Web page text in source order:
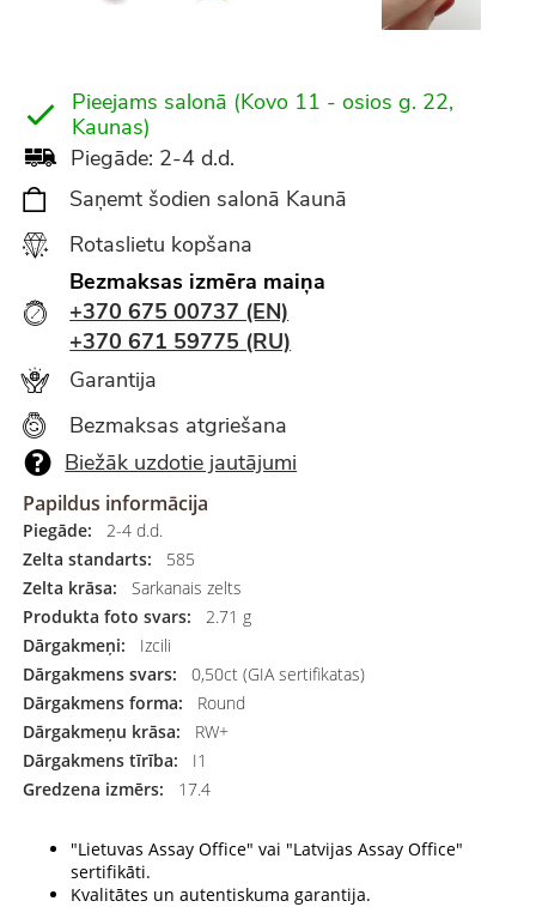
Pieejams salonā (Kovo 11 - osios g. 22,
Kaunas)
Piegāde: 2-4 d.d.
Saņemt šodien salonā Kaunā
Rotaslietu kopšana
Bezmaksas izmēra maiņa
+370 675 00737 (EN)
+370 671 59775 (RU)
Garantija
Bezmaksas atgriešana
Biežāk uzdotie jautājumi
Papildus informācija
Piegāde:
2-4 d.d.
Zelta standarts:
585
Zelta krāsa:
Sarkanais zelts
Produkta foto svars:
2.71 g
Dārgakmeņi:
Izcili
Dārgakmens svars:
0,50ct (GIA sertifikatas)
Dārgakmens forma:
Round
Dārgakmeņu krāsa:
RW+
Dārgakmens tīrība:
I1
Gredzena izmērs:
17.4
"Lietuvas Assay Office" vai "Latvijas Assay Office"
sertifikāti.
Kvalitātes un autentiskuma garantija.